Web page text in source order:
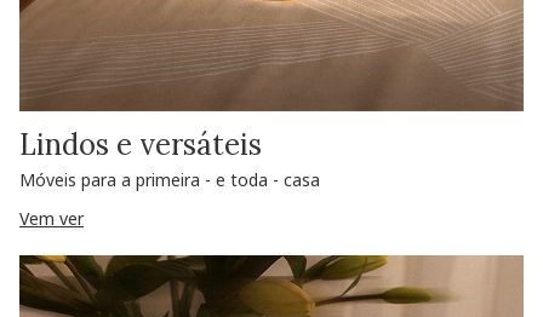
Lindos e versáteis
Móveis para a primeira - e toda - casa
Vem ver